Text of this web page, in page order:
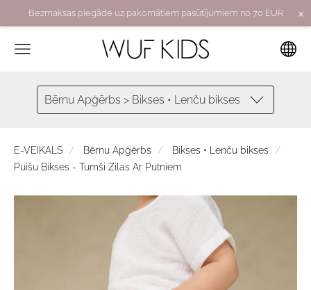
Bezmaksas piegāde uz pakomātiem pasūtījumiem no 70 EUR ×
Bērnu Apģērbs > Bikses • Lenču bikses
E-VEIKALS Bērnu Apģērbs
Bikses • Lenču bikses
Puišu Bikses - Tumši Zilas Ar Putniem